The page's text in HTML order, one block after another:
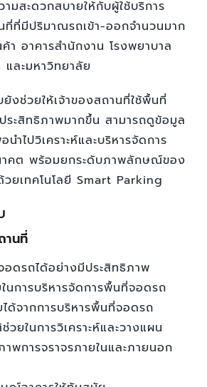
ามสะดวกสบายให้กับผู้ใช้บริการ
ที่ที่มีปริมาณรถเข้า-ออกจำนวนมาก
า อาคารสำนักงาน โรงพยาบาล
ละมหาวิทยาลัย
งช่วยให้เจ้าของสถานที่ใช้พื้นที่
ระสิทธิภาพมากขึ้น สามารถดูข้อมูล
นำไปวิเคราะห์และบริหารจัดการ
คต พร้อมยกระดับภาพลักษณ์ของ
ยเทคโนโลยี Smart Parking
านที่
อดรถได้อย่างมีประสิทธิภาพ
นการบริหารจัดการพื้นที่จอดรถ
ด้จากการบริหารพื้นที่จอดรถ
ยในการวิเคราะห์และวางแผน
พการจราจรภายในและภายนอก